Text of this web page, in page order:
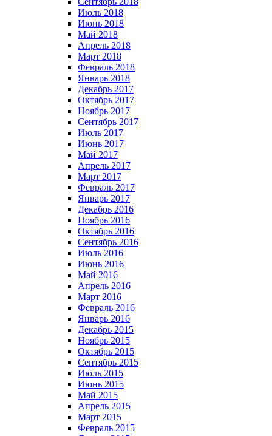
Июль 2018
Июнь 2018
Май 2018
Апрель 2018
Март 2018
Февраль 2018
Январь 2018
Декабрь 2017
Октябрь 2017
Ноябрь 2017
Сентябрь 2017
Июль 2017
Июнь 2017
Май 2017
Апрель 2017
Март 2017
Февраль 2017
Январь 2017
Декабрь 2016
Ноябрь 2016
Октябрь 2016
Сентябрь 2016
Июль 2016
Июнь 2016
Май 2016
Апрель 2016
Март 2016
Февраль 2016
Январь 2016
Декабрь 2015
Ноябрь 2015
Октябрь 2015
Сентябрь 2015
Июль 2015
Июнь 2015
Май 2015
Апрель 2015
Март 2015
Февраль 2015